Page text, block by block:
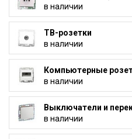
в наличии
ТВ-розетки
в наличии
Компьютерные
в наличии
Выключатели и
в наличии